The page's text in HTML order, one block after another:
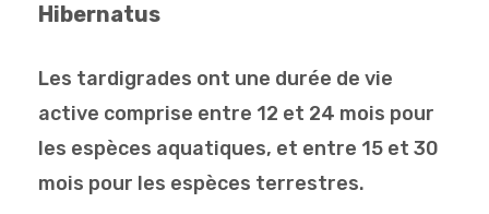
Hibernatus
Les tardigrades ont une durée de vie
active comprise entre 12 et 24 mois pour
les espèces aquatiques, et entre 15 et 30
mois pour les espèces terrestres.